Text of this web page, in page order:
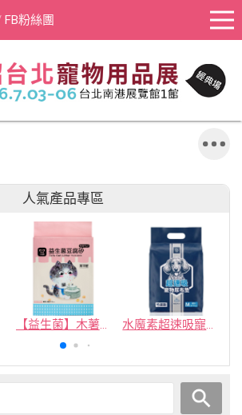
FB粉絲團
人氣產品專區
【益生菌】木薯豆腐砂/豆腐砂 (1包最低$119起)抽貓砂機 水魔素超速吸寵物尿布墊買1送1